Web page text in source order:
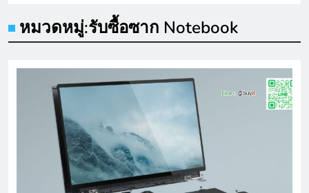
หมวดหมู่:รับซื้อซาก Notebook